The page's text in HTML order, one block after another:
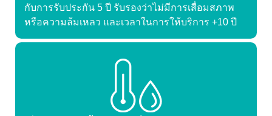
กับการรับประกัน 5 ปี รับรองว่าไม่มีการเสื่อมสภาพ
หรือความล้มเหลว และเวลาในการให้บริการ +10 ปี